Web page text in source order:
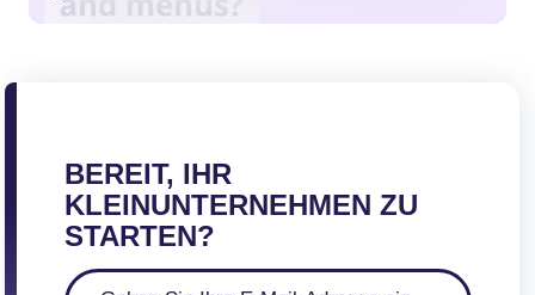
BEREIT, IHR
KLEINUNTERNEHMEN ZU
STARTEN?